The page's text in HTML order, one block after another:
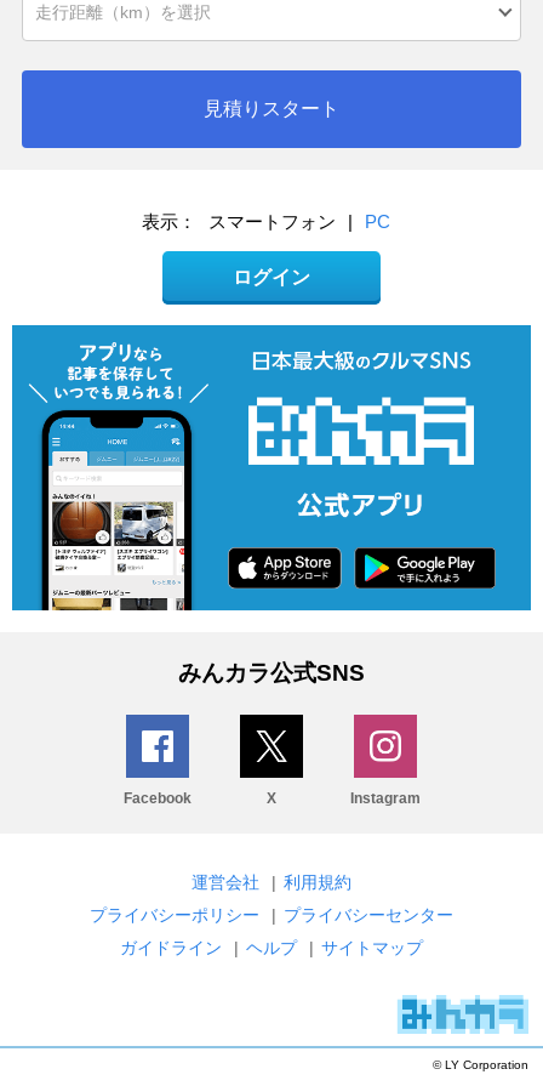
見積りスタート
表示： スマートフォン | PC
ログイン
みんカラ公式SNS
Facebook X Instagram
運営会社 | 利用規約
プライバシーポリシー
| プライバシーセンター
ガイドライン
| ヘルプ | サイトマップ
© LY Corporation